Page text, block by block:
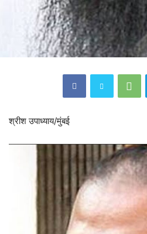
श्रीश उपाध्याय/मुंबई